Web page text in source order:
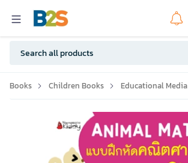
Books Children Books Educational Media